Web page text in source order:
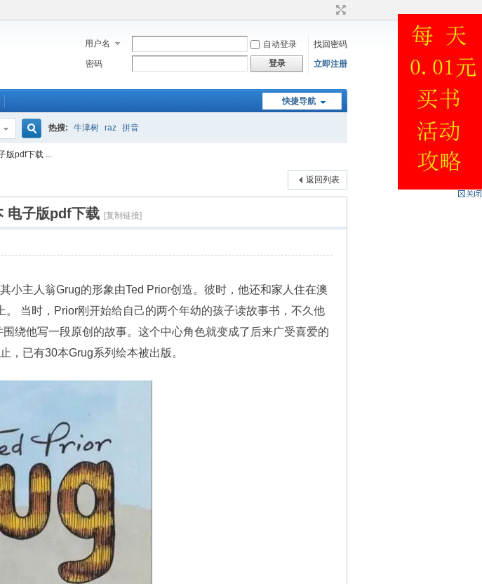
用户名 自动登录
找回密码
密码
登录 立即注册
快捷导航
搜
索
热搜: 牛津树 raz 拼音
版pdf下载 ...
返回列表
电子版pdf下载 [复制链接]
小主人翁Grug的形象由Ted Prior创造。彼时，他还和家人住在澳
。 当时，Prior刚开始给自己的两个年幼的孩子读故事书，不久他
绕他写一段原创的故事。这个中心角色就变成了后来广受喜爱的
，已有30本Grug系列绘本被出版。